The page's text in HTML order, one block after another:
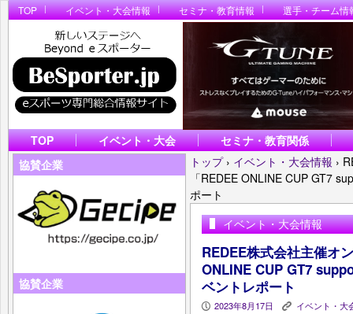
TOP イベント・大会情報 セミナ・教育情報 選手・チーム情
TOP イベント・大会
セミナ・教育関係
協賛企業
協賛企業
トップ › イベント・大会情報 ›
「REDEE ONLINE CUP GT7
ポート
イベント・大会情報
REDEE株式会社主催オ
ONLINE CUP GT7
ベントレポート
P 2023年8月17日 K イベント・大